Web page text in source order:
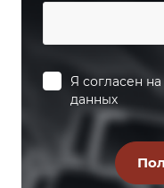
Я согласен на
данных